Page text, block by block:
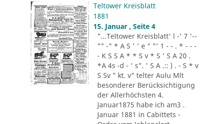
Teltower Kreisblatt
1881
15. Januar , Seite 4
"...Teltower Kreisblatt' l -' 7 '--
"" -" * A S ' ' e " "' 1 - - . * - - -
- K S S A * * S v * S ' S A 20 .
*A 4s -d - ' s". ' S A .:: ) . - S * v
S Sv " kt. v" telter Aulu Mlt
besonderer Berücksichtigung
der Allerhöchsten 4.
Januar1875 habe ich am3 .
Januar 1881 in Cabittets -